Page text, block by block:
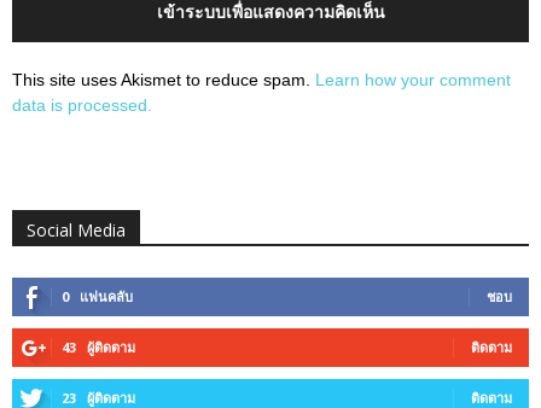
เข้าระบบเพื่อแสดงความคิดเห็น
This site uses Akismet to reduce spam. Learn how your comment
data is processed.
Social Media
0 แฟนคลับ ชอบ
43 ผู้ติดตาม ติดตาม
23 ผู้ติดตาม ติดตาม